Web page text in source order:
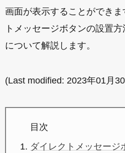
画面が表示することができ
トメッセージボタンの設置
について解説します。
(Last modified: 2023年01月
目次
ダイレクトメッセージ